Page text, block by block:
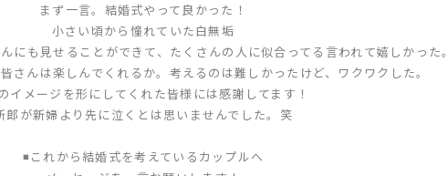
まず一言。結婚式やって良かった！
小さい頃から憧れていた白無垢
にも見せることができて、たくさんの人に似合ってる言われて嬉しかった。
さんは楽しんでくれるか。考えるのは難しかったけど、ワクワクした。
イメージを形にしてくれた皆様には感謝してます！
郎が新婦より先に泣くとは思いませんでした。笑
◾️これから結婚式を考えているカップルへ